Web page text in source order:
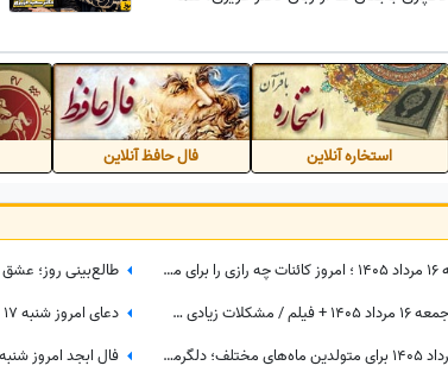
استخاره آنلاین فال حافظ آنلاین
گردونه شانس امروز جمعه 16 مرداد 1405 ؛ امروز کائنات چه رازی را برای ماه تولد تو فاش کرده؟
فال حافظ با تفسیر امروز جمعه 16 مرداد 1405 + فیلم / مشکلات زیادی سر راه تان وجود دارد اما ...
دعای امروز پنج‌شنبه 15 مرداد 1405 برای متولدین ماه‌های مختلف؛ دلگرمی‌ای برای هر کس که در آرزوها و نیازهای زندگی مانده است